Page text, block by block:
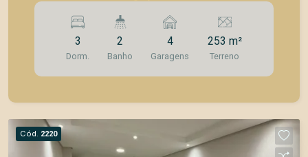
um corredor de ônibus Casa da frente: sala
ampla, 2 dormitórios, 1 banheiro, cozinha e área
de serviço. Possui um excelente quintal entre a
casa e a edícula. Garagem p 4 carros Edícula:
sala, cozinha, 1 dormitório, banheiro e área de
lazer. Casa da frente: 100mtr2 Edícula: 70mtr2
3
Dorm.
2
Banho
4
Garagens
253 m²
Terreno
Cód. 2220